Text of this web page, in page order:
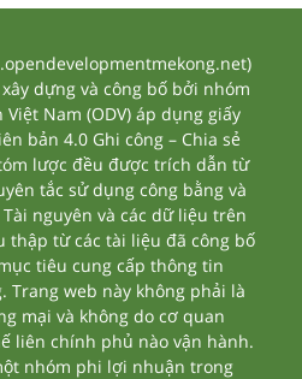
dựng và công bố bởi nhóm
Nam (ODV) áp dụng giấy
bản 4.0 Ghi công – Chia sẻ
lược đều được trích dẫn từ
tắc sử dụng công bằng và
nguyên và các dữ liệu trên
thập từ các tài liệu đã công bố
tiêu cung cấp thông tin
Trang web này không phải là
mại và không do cơ quan
liên chính phủ nào vận hành.
nhóm phi lợi nhuận trong